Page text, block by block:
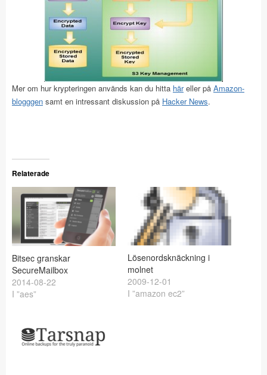
Mer om hur krypteringen används kan du hitta häreller på Amazon-
blogggen samt en intressant diskussion på Hacker News.
Relaterade
Bitsec granskar
SecureMailbox
2014-08-22
I ”aes”
Lösenordsknäckning i
molnet
2009-12-01
I ”amazon ec2”